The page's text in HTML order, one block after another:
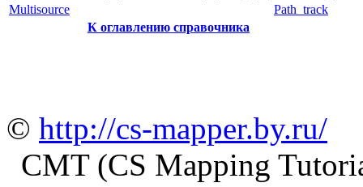
Multisource
Path_track
К оглавлению справочника
© http://cs-mapper.by.ru/
CMT (CS Mapping